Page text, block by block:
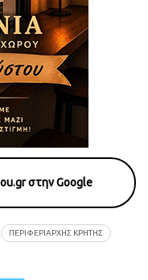
στην Google
ΠΕΡΙΦΕΡΙΑΡΧΗΣ ΚΡΗΤΗΣ